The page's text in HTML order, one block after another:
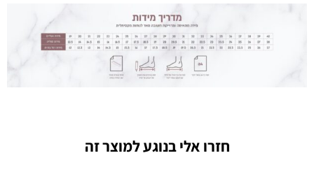
חזרו אלי בנוגע למוצר זה